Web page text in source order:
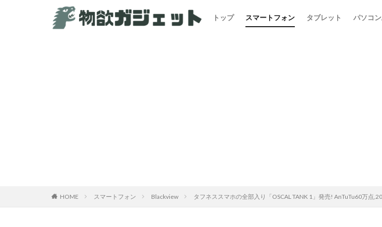
トップ スマートフォン タブレット パソコ
HOME スマートフォン Blackview タフネススマホの全部入り「OSCAL TANK 1」発売! AnTuTu60万